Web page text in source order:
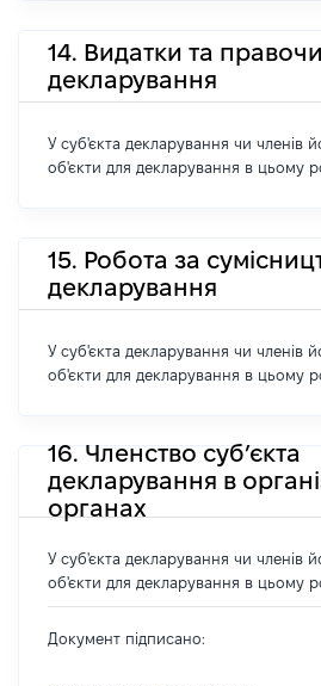
14. Видатки та
декларування
У суб'єкта декларування чи членів
об'єкти для декларування в цьому
15. Робота за
декларування
У суб'єкта декларування чи членів
об'єкти для декларування в цьому
16. Членство суб’єкта
декларування в
органах
У суб'єкта декларування чи членів
об'єкти для декларування в цьому
Документ підписано: